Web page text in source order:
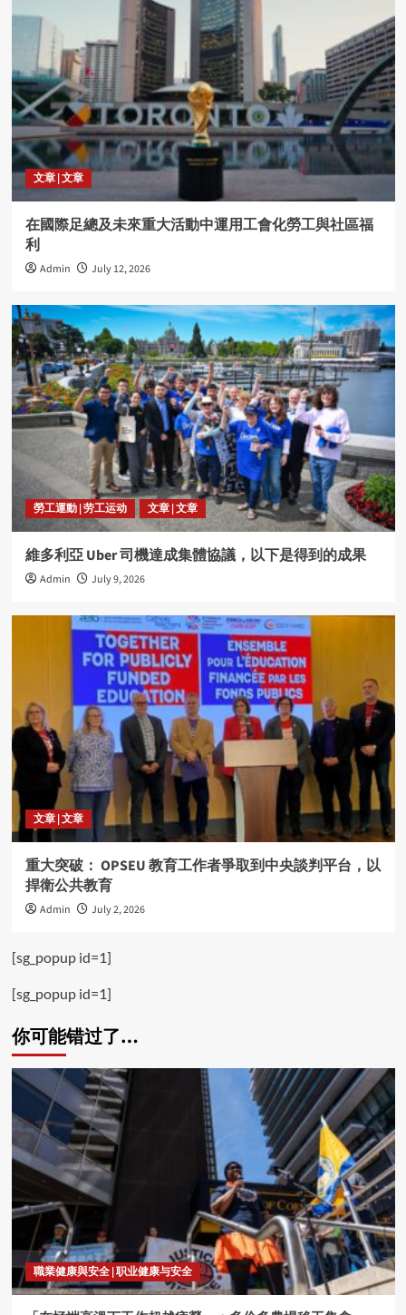
文章 | 文章
在國際足總及未來重大活動中運用工會化勞工與社區福
利
Admin July 12, 2026
勞工運動 | 劳工运动 文章 | 文章
維多利亞 Uber 司機達成集體協議，以下是得到的成果
Admin July 9, 2026
文章 | 文章
重大突破： OPSEU 教育工作者爭取到中央談判平台，以
捍衛公共教育
Admin July 2, 2026
[sg_popup id=1]
[sg_popup id=1]
你可能错过了…
職業健康與安全 | 职业健康与安全